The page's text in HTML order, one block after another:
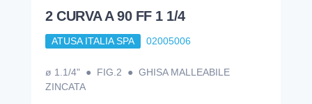
2 CURVA A 90 FF 1 1/4
ATUSA ITALIA SPA 02005006
ø 1.1/4" ● FIG.2 ● GHISA MALLEABILE
ZINCATA